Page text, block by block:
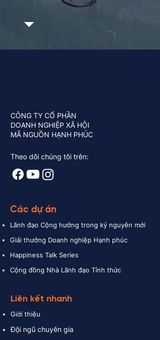
CÔNG TY CỔ PHẦN
DOANH NGHIỆP XÃ HỘI
MÃ NGUỒN HẠNH PHÚC
Theo dõi chúng tôi trên:
Các dự án
Lãnh đạo Cộng hưởng trong kỷ nguyên mới
Giải thưởng Doanh nghiệp Hạnh phúc
Happiness Talk Series
Cộng đồng Nhà Lãnh đạo Tỉnh thức
Liên kết nhanh
Giới thiệu
Đội ngũ chuyên gia